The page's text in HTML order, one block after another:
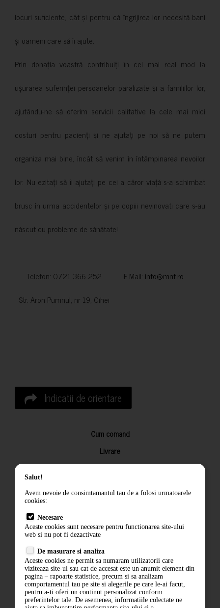
locuri suficiente, cât și pentru că îngrijirea lor necesită bani
și oameni care să îi ajute.
Prin donația voastră contribuiți în cel mai real mod la
ușurarea suferinței persoanelor paralizate și a familiilor lor,
ajutându-ne să oferim servicii calitative la cele mai mici
costuri pentru pacienți și ne ajutați pe noi să ne putem
organiza mai bine, încât să venim în întâmpinarea nevoilor
lor. Nu ezitați să îi ajutați pe cei a căror viață s-a schimbat
brusc în urma accidentelor și pe copiii nevinovati care s-au
născut cu probleme de sănătate!
Telefon: 0721 366 252 E-Mail: info@mnf.ro
Str. Aron Pumnul, nr 19, Cihei
Indicatii de orientare
Cum comand
Livrare
Returnarea produselor
Termeni si conditii
Politica de confidentialitate
ANPC
Salut!
Avem nevoie de consimtamantul tau de a folosi urmatoarele
cookies:
Necesare
Aceste cookies sunt necesare pentru functionarea site-ului
web si nu pot fi dezactivate
De masurare si analiza
Aceste cookies ne permit sa numaram utilizatorii care
viziteaza site-ul sau cat de accesat este un anumit element din
pagina – rapoarte statistice, precum si sa analizam
comportamentul tau pe site si alegerile pe care le-ai facut,
pentru a-ti oferi un continut personalizat conform
preferintelor tale. De asemenea, informatiile colectate ne